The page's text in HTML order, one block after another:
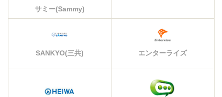
サミー(Sammy)
SANKYO(三共) エンターライズ